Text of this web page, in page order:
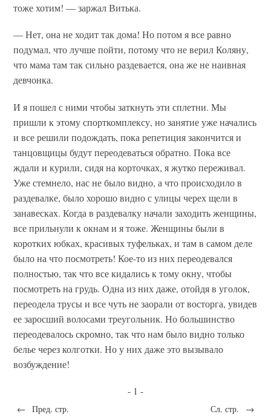
тоже хотим! — заржал Витька.
— Нет, она не ходит так дома! Но потом я все равно
подумал, что лучше пойти, потому что не верил Коляну,
что мама там так сильно раздевается, она же не наивная
девчонка.
И я пошел с ними чтобы заткнуть эти сплетни. Мы
пришли к этому спорткомплексу, но занятие уже начались
и все решили подождать, пока репетиция закончится и
танцовщицы будут переодеваться обратно. Пока все
ждали и курили, сидя на корточках, я жутко переживал.
Уже стемнело, нас не было видно, а что происходило в
раздевалке, было хорошо видно с улицы черех щели в
занавесках. Когда в раздевалку начали заходить женщины,
все прильнули к окнам и я тоже. Женщины были в
коротких юбках, красивых туфельках, и там в самом деле
было на что посмотреть! Кое-то из них переодевался
полностью, так что все кидались к тому окну, чтобы
посмотреть на грудь. Одна из них даже, отойдя в уголок,
переодела трусы и все чуть не заорали от восторга, увидев
ее заросший волосами треугольник. Но большинство
переодевалось скромно, так что нам было видно только
белье через колготки. Но у них даже это вызывало
возбуждение!
- 1 -
← Пред. стр. Сл. стр. →